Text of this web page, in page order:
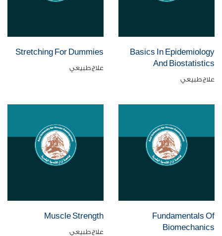
Basics In Epidemiology
And Biostatistics
علاج طبيعي
Stretching For Dummies
علاج طبيعي
Fundamentals Of
Biomechanics
Muscle Strength
علاج طبيعي